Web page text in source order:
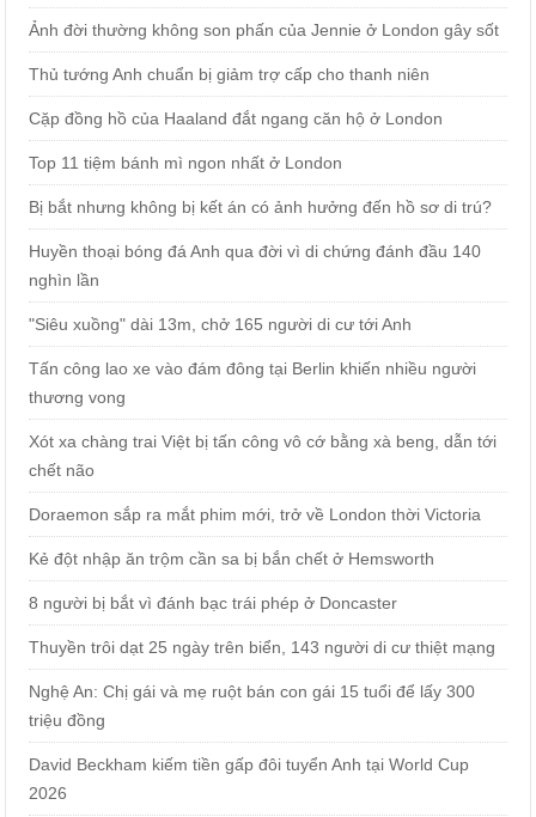
Ảnh đời thường không son phấn của Jennie ở London gây sốt
Thủ tướng Anh chuẩn bị giảm trợ cấp cho thanh niên
Cặp đồng hồ của Haaland đắt ngang căn hộ ở London
Top 11 tiệm bánh mì ngon nhất ở London
Bị bắt nhưng không bị kết án có ảnh hưởng đến hồ sơ di trú?
Huyền thoại bóng đá Anh qua đời vì di chứng đánh đầu 140
nghìn lần
"Siêu xuồng" dài 13m, chở 165 người di cư tới Anh
Tấn công lao xe vào đám đông tại Berlin khiến nhiều người
thương vong
Xót xa chàng trai Việt bị tấn công vô cớ bằng xà beng, dẫn tới
chết não
Doraemon sắp ra mắt phim mới, trở về London thời Victoria
Kẻ đột nhập ăn trộm cần sa bị bắn chết ở Hemsworth
8 người bị bắt vì đánh bạc trái phép ở Doncaster
Thuyền trôi dạt 25 ngày trên biển, 143 người di cư thiệt mạng
Nghệ An: Chị gái và mẹ ruột bán con gái 15 tuổi để lấy 300
triệu đồng
David Beckham kiếm tiền gấp đôi tuyển Anh tại World Cup
2026